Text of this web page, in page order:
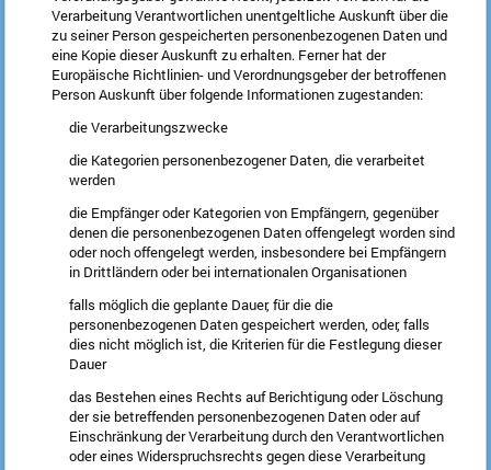
Verarbeitung Verantwortlichen unentgeltliche Auskunft über die
zu seiner Person gespeicherten personenbezogenen Daten und
eine Kopie dieser Auskunft zu erhalten. Ferner hat der
Europäische Richtlinien- und Verordnungsgeber der betroffenen
Person Auskunft über folgende Informationen zugestanden:
die Verarbeitungszwecke
die Kategorien personenbezogener Daten, die verarbeitet
werden
die Empfänger oder Kategorien von Empfängern, gegenüber
denen die personenbezogenen Daten offengelegt worden sind
oder noch offengelegt werden, insbesondere bei Empfängern
in Drittländern oder bei internationalen Organisationen
falls möglich die geplante Dauer, für die die
personenbezogenen Daten gespeichert werden, oder, falls
dies nicht möglich ist, die Kriterien für die Festlegung dieser
Dauer
das Bestehen eines Rechts auf Berichtigung oder Löschung
der sie betreffenden personenbezogenen Daten oder auf
Einschränkung der Verarbeitung durch den Verantwortlichen
oder eines Widerspruchsrechts gegen diese Verarbeitung